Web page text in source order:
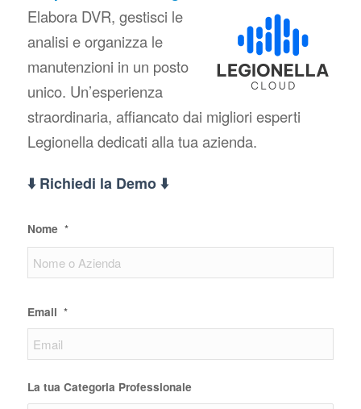
Elabora DVR, gestisci le
analisi e organizza le
manutenzioni in un posto
unico. Un’esperienza
straordinaria, affiancato dai migliori esperti
Legionella dedicati alla tua azienda.
⬇️ Richiedi la Demo ⬇️
Nome *
Email *
La tua Categoria Professionale